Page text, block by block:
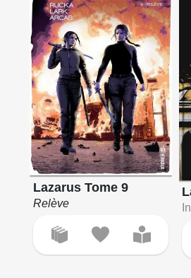
Lazarus Tome 9
Relève